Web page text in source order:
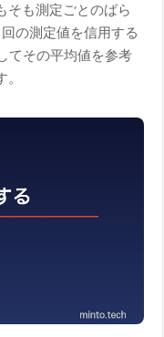
そも測定ごとのばら
の測定値を信用する
てその平均値を参考